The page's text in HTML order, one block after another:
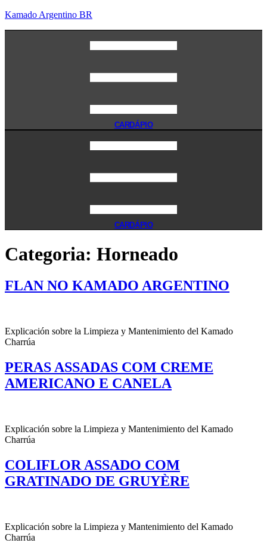
Kamado Argentino BR
CARDÁPIO
CARDÁPIO
Categoria: Horneado
FLAN NO KAMADO ARGENTINO
Explicación sobre la Limpieza y Mantenimiento del Kamado
Charrúa
PERAS ASSADAS COM CREME
AMERICANO E CANELA
Explicación sobre la Limpieza y Mantenimiento del Kamado
Charrúa
COLIFLOR ASSADO COM
GRATINADO DE GRUYÈRE
Explicación sobre la Limpieza y Mantenimiento del Kamado
Charrúa